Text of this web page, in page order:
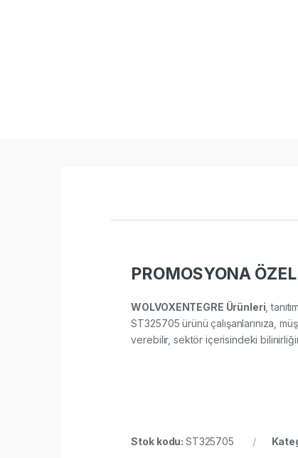
PROMOSYONA
WOLVOXENTEGRE Ürünleri ,
ST325705 ürünü çalışanlarınıza,
verebilir, sektör içerisindeki
Stok kodu: ST325705